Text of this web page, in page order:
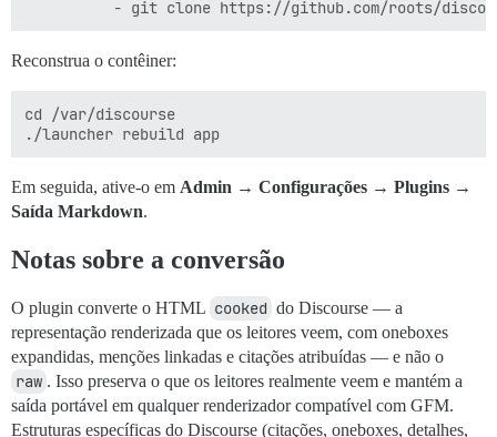
Reconstrua o contêiner:
cd /var/discourse
Em seguida, ative-o em Admin → Configurações → Plugins →
Saída Markdown.
Notas sobre a conversão
O plugin converte o HTML cooked do Discourse — a
representação renderizada que os leitores veem, com oneboxes
expandidas, menções linkadas e citações atribuídas — e não o
raw . Isso preserva o que os leitores realmente veem e mantém a
saída portável em qualquer renderizador compatível com GFM.
Estruturas específicas do Discourse (citações, oneboxes, detalhes,